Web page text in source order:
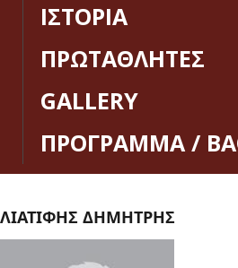
ΙΣΤΟΡΙΑ
ΠΡΩΤΑΘΛΗΤΕΣ
GALLERY
ΠΡΟΓΡΑΜΜΑ /
ΛΙΑΤΙΦΗΣ ΔΗΜΗΤΡΗΣ